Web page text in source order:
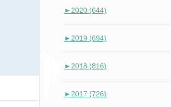
► 2020 (644)
► 2019 (694)
► 2018 (816)
► 2017 (726)